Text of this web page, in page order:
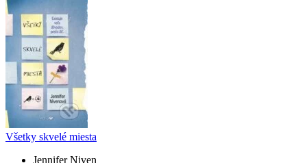
Všetky skvelé miesta
Jennifer Niven